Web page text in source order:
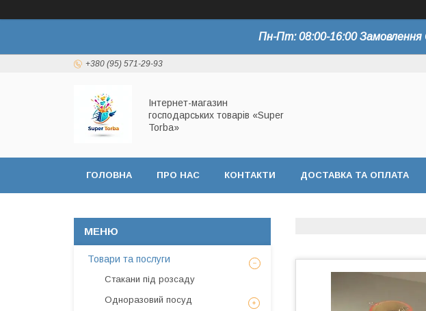
Пн-Пт: 08:00-16:00 Замовлення
+380 (95) 571-29-93
Інтернет-магазин
господарських товарів «Super
Torba»
ГОЛОВНА ПРО НАС КОНТАКТИ ДОСТАВКА ТА ОПЛАТА
Товари та послуги
Стакани під розсаду
Одноразовий посуд